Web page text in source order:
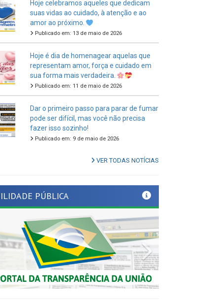
amor ao próximo.
Publicado em: 13 de maio de 2026
sua forma mais verdadeira.
Publicado em: 11 de maio de 2026
fazer isso sozinho!
Publicado em: 9 de maio de 2026
Previous Next